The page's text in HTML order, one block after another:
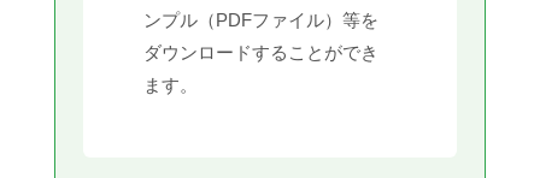
ンプル（PDFファイル）等を
ダウンロードすることができ
ます。